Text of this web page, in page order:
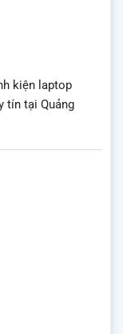
kiện laptop
tín tại Quảng